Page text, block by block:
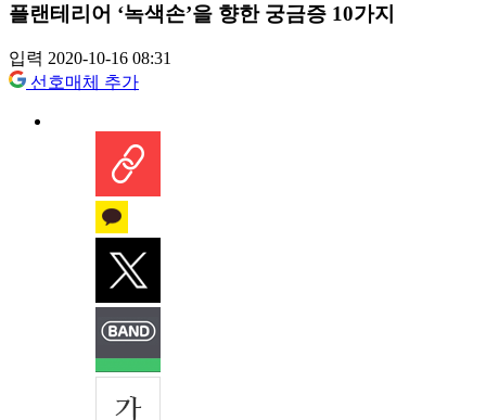
플랜테리어 ‘녹색손’을 향한 궁금증 10가지
입력 2020-10-16 08:31
선호매체 추가